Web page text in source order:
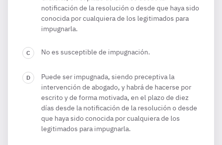
notificación de la resolución o desde que haya sido
conocida por cualquiera de los legitimados para
impugnarla.
No es susceptible de impugnación.
Puede ser impugnada, siendo preceptiva la
intervención de abogado, y habrá de hacerse por
escrito y de forma motivada, en el plazo de diez
días desde la notificación de la resolución o desde
que haya sido conocida por cualquiera de los
legitimados para impugnarla.